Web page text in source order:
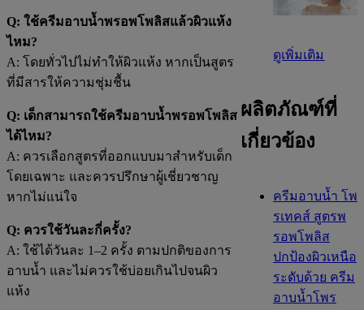
Q: ใช้ครีมอาบน้ำพรอพโพลิสแล้วผิวแห้ง
ไหม?
A: โดยทั่วไปไม่ทำให้ผิวแห้ง หากเป็นสูตร
ที่มีสารให้ความชุ่มชื้น
Q: เด็กสามารถใช้ครีมอาบน้ำพรอพโพลิส
ได้ไหม?
A: ควรเลือกสูตรที่ออกแบบมาสำหรับเด็ก
โดยเฉพาะ และควรปรึกษาผู้เชี่ยวชาญ
หากไม่แน่ใจ
Q: ควรใช้วันละกี่ครั้ง?
A: ใช้ได้วันละ 1–2 ครั้ง ตามปกติของการ
อาบน้ำ และไม่ควรใช้บ่อยเกินไปจนผิว
แห้ง
ดูเพิ่มเติม
ผลิตภัณฑ์ที่
เกี่ยวข้อง
ครีมอาบน้ำ โพ
รเทคส์ สูตรพ
รอพโพลิส
ปกป้องผิวเหนือ
ระดับด้วย ครีม
อาบน้ำโพร